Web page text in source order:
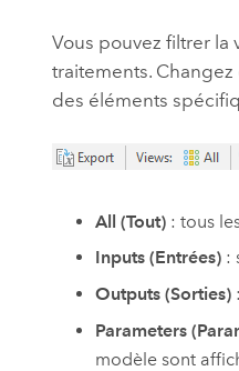
Vous pouvez filtrer
traitements.
des éléments
All (Tout): tous
Inputs (Entrées):
Outputs (Sorties)
Parameters
modèle sont